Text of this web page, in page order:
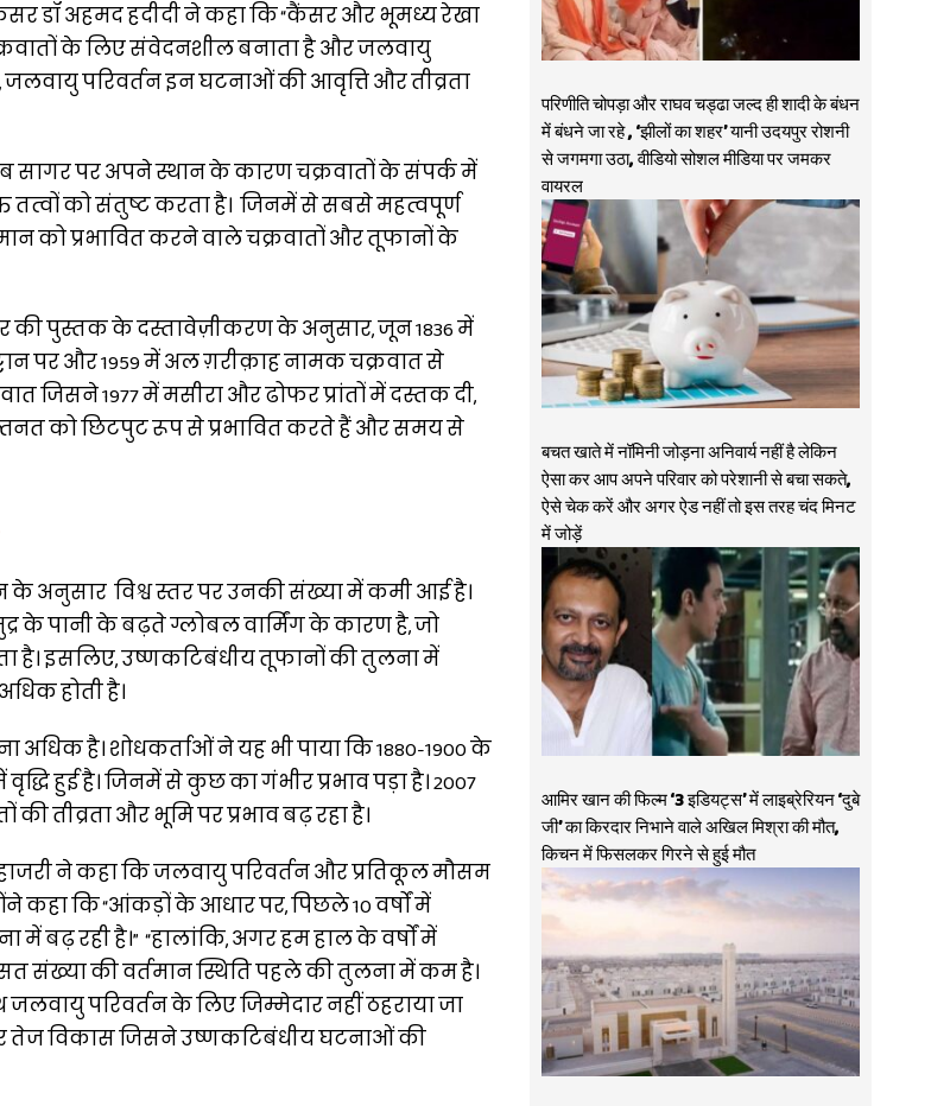
डॉ अहमद हदीदी ने कहा कि “कैंसर और भूमध्य रेखा
के लिए संवेदनशील बनाता है और जलवायु
जलवायु परिवर्तन इन घटनाओं की आवृत्ति और तीव्रता
पर अपने स्थान के कारण चक्रवातों के संपर्क में
तत्वों को संतुष्ट करता है। जिनमें से सबसे महत्वपूर्ण
को प्रभावित करने वाले चक्रवातों और तूफानों के
की पुस्तक के दस्तावेज़ीकरण के अनुसार, जून 1836 में
पर और 1959 में अल ग़रीक़ाह नामक चक्रवात से
जिसने 1977 में मसीरा और ढोफर प्रांतों में दस्तक दी,
को छिटपुट रूप से प्रभावित करते हैं और समय से
अनुसार विश्व स्तर पर उनकी संख्या में कमी आई है।
के पानी के बढ़ते ग्लोबल वार्मिंग के कारण है, जो
है। इसलिए, उष्णकटिबंधीय तूफानों की तुलना में
होती है।
अधिक है। शोधकर्ताओं ने यह भी पाया कि 1880-1900 के
हुई है। जिनमें से कुछ का गंभीर प्रभाव पड़ा है। 2007
तीव्रता और भूमि पर प्रभाव बढ़ रहा है।
ने कहा कि जलवायु परिवर्तन और प्रतिकूल मौसम
कहा कि “आंकड़ों के आधार पर, पिछले 10 वर्षों में
बढ़ रही है।” “हालांकि, अगर हम हाल के वर्षों में
संख्या की वर्तमान स्थिति पहले की तुलना में कम है।
परिवर्तन के लिए जिम्मेदार नहीं ठहराया जा
तेज विकास जिसने उष्णकटिबंधीय घटनाओं की
परिणीति चोपड़ा और राघव चड्ढा जल्द ही शादी के बंधन
में बंधने जा रहे , ‘झीलों का शहर’ यानी उदयपुर रोशनी
से जगमगा उठा, वीडियो सोशल मीडिया पर जमकर
वायरल
बचत खाते में नॉमिनी जोड़ना अनिवार्य नहीं है लेकिन
ऐसा कर आप अपने परिवार को परेशानी से बचा सकते,
ऐसे चेक करें और अगर ऐड नहीं तो इस तरह चंद मिनट
में जोड़ें
आमिर खान की फिल्म ‘3 इडियट्स’ में लाइब्रेरियन ‘दुबे
जी’ का किरदार निभाने वाले अखिल मिश्रा की मौत,
किचन में फिसलकर गिरने से हुई मौत